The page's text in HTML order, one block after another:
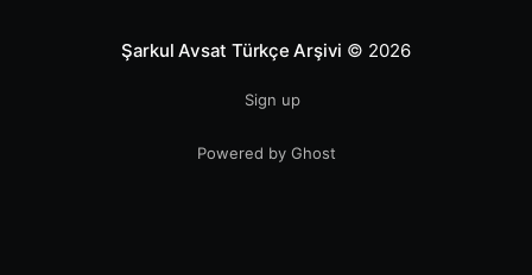
Şarkul Avsat Türkçe Arşivi © 2026
Sign up
Powered by Ghost